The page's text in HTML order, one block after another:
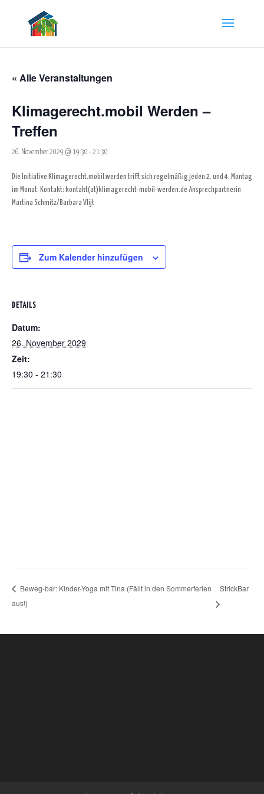
« Alle Veranstaltungen
Klimagerecht.mobil Werden –
Treffen
26. November 2029 @ 19:30 -21:30
Die Initiative Klimagerecht.mobil.werden trifft sich regelmäßig jeden 2. und 4. Montag
im Monat. Kontakt: kontakt(at)klimagerecht-mobil-werden.de Ansprechpartnerin
Martina Schmitz/Barbara Vlijt
Zum Kalender hinzufügen
DETAILS
Datum:
26. November 2029
Zeit:
19:30 - 21:30
Beweg-bar: Kinder-Yoga mit Tina (Fällt in den Sommerferien
aus!)
StrickBar